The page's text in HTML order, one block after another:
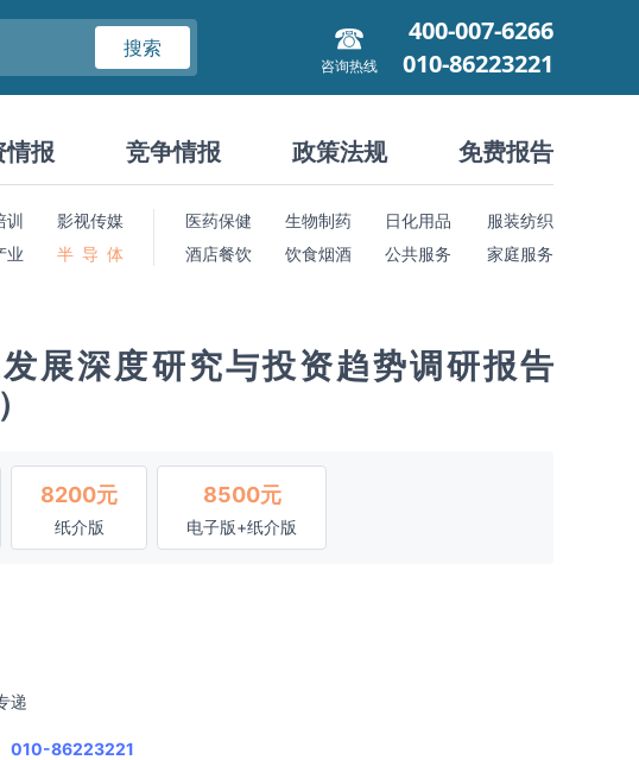
搜索
咨询热线
400-007-6266
010-86223221
情报 竞争情报 政策法规 免费报告
训
影视传媒
业 半 导 体
医药保健 生物制药 日化用品
服装纺织
酒店餐饮
饮食烟酒 公共服务 家庭服务
展深度研究与投资趋势调研报告
8200元
纸介版
8500元
电子版+纸介版
递
010-86223221